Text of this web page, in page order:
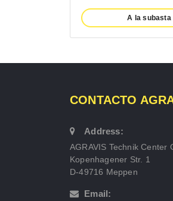
A la subasta
CONTACTO
Address:
AGRAVIS Technik Center
Kopenhagener Str. 1
D-49716 Meppen
Email: